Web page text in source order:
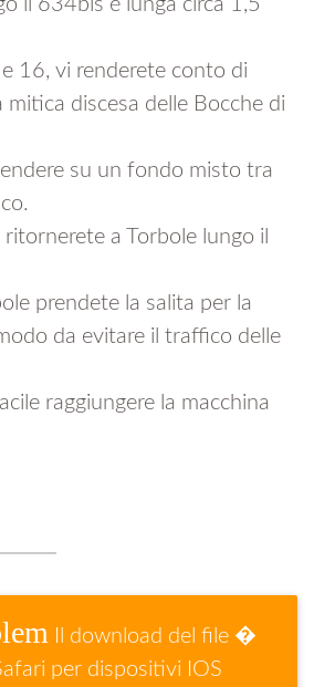
il 634bis è lunga circa 1,5
16, vi renderete conto di
mitica discesa delle Bocche di
su un fondo misto tra
a Torbole lungo il
prendete la salita per la
da evitare il traffico delle
raggiungere la macchina
Il download del file �
per dispositivi IOS